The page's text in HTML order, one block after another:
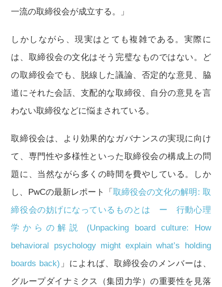
一流の取締役会が成立する。」
しかしながら、現実はとても複雑である。実際に
は、取締役会の文化はそう完璧なものではない。ど
の取締役会でも、脱線した議論、否定的な意見、脇
道にそれた会話、支配的な取締役、自分の意見を言
わない取締役などに悩まされている。
取締役会は、より効果的なガバナンスの実現に向け
て、専門性や多様性といった取締役会の構成上の問
題に、当然ながら多くの時間を費やしている。しか
し、PwCの最新レポート「 取締役会の文化の解明: 取
締役会の妨げになっているものとは ー 行動心理
学からの解説 (Unpacking board culture: How
behavioral psychology might explain what’s holding
boards back) 」によれば、取締役会のメンバーは、
グループダイナミクス（集団力学）の重要性を見落